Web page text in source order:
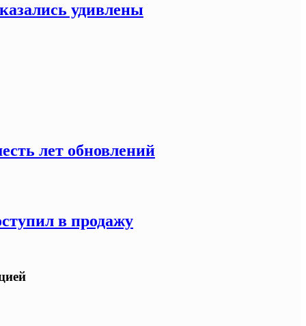
удивлены
лет обновлений
в продажу